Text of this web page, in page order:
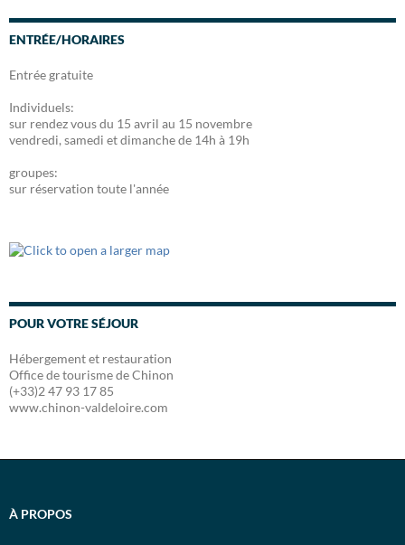
e
b
o
ENTRÉE/HORAIRES
Entrée gratuite
Individuels:
sur rendez vous du 15 avril au 15 novembre
vendredi, samedi et dimanche de 14h à 19h
groupes:
sur réservation toute l'année
POUR VOTRE SÉJOUR
Hébergement et restauration
Office de tourisme de Chinon
(+33)2 47 93 17 85
www.chinon-valdeloire.com
À PROPOS